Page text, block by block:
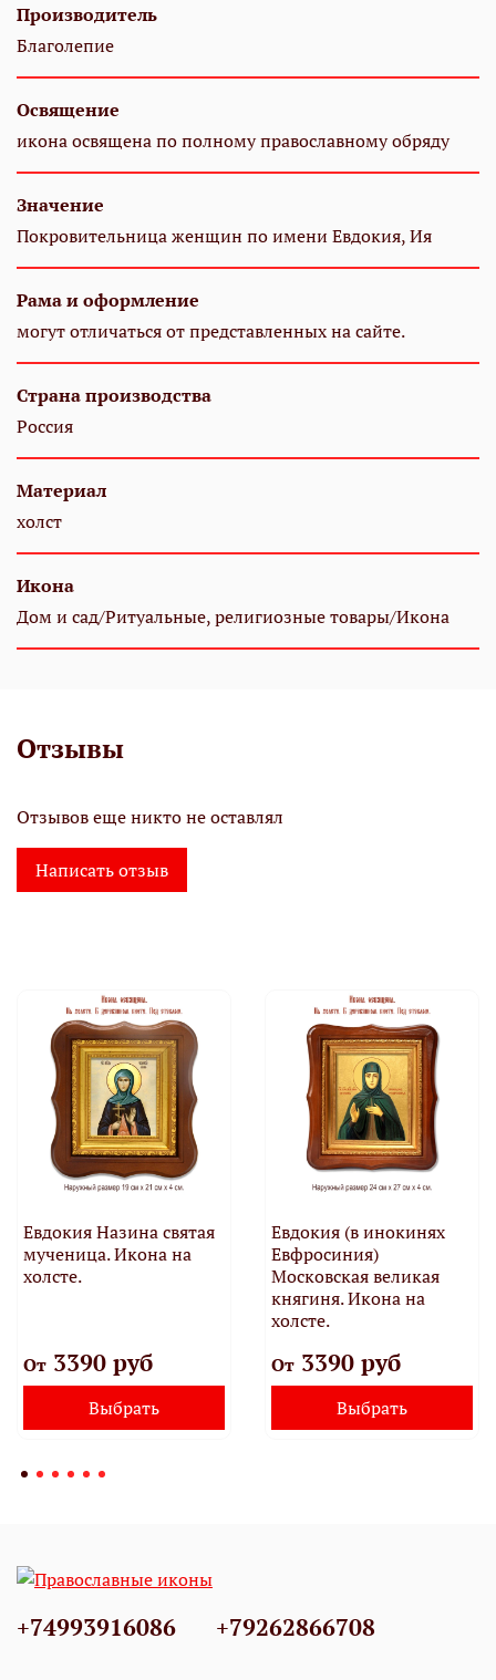
Производитель
Благолепие
Освящение
икона освящена по полному православному обряду
Значение
Покровительница женщин по имени Евдокия, Ия
Рама и оформление
могут отличаться от представленных на сайте.
Страна производства
Россия
Материал
холст
Икона
Дом и сад/Ритуальные, религиозные товары/Икона
Отзывы
Отзывов еще никто не оставлял
Написать отзыв
Евдокия Назина святая
мученица. Икона на
холсте.
От3390 руб
Выбрать
Евдокия (в инокинях
Евфросиния)
Московская великая
княгиня. Икона на
холсте.
От3390 руб
Выбрать
+74993916086 +79262866708